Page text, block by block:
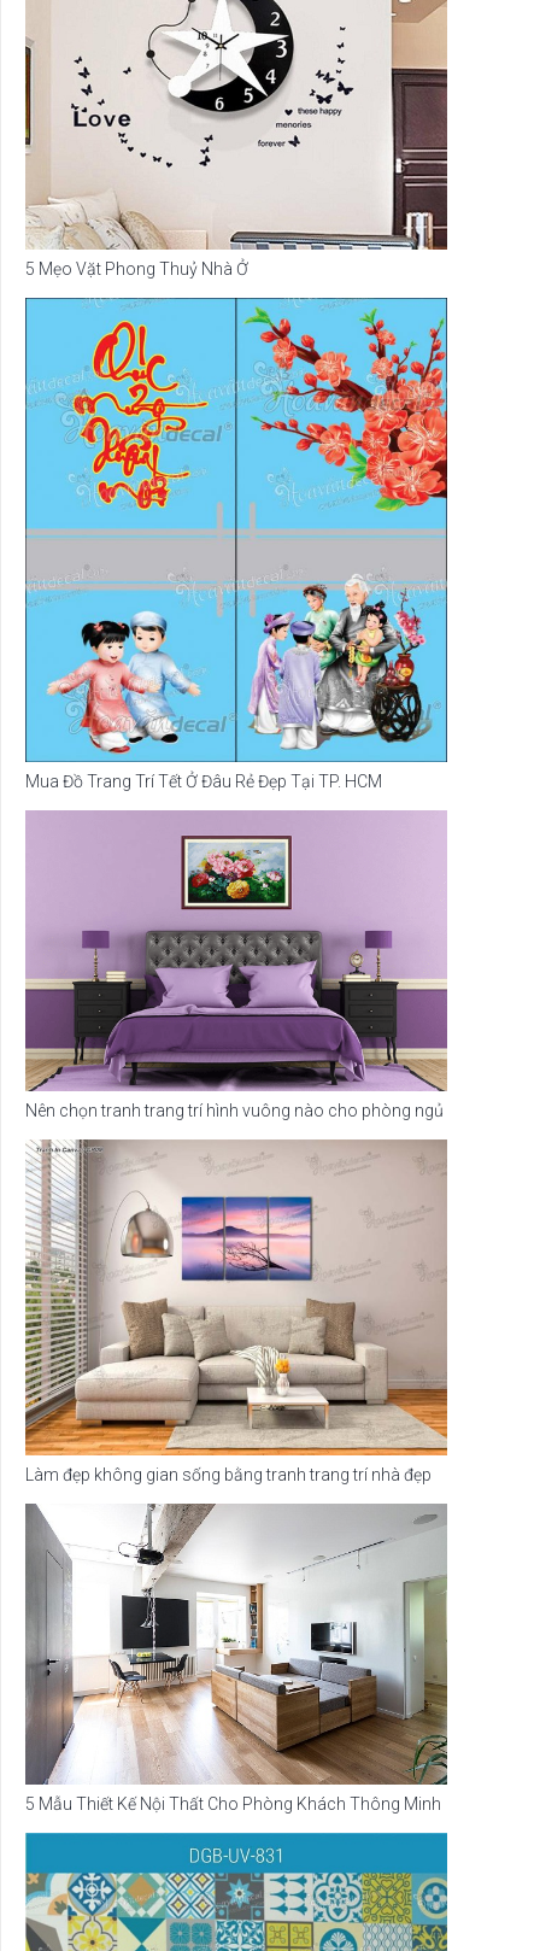
5 Mẹo Vặt Phong Thuỷ Nhà Ở
Mua Đồ Trang Trí Tết Ở Đâu Rẻ Đẹp Tại TP. HCM
Nên chọn tranh trang trí hình vuông nào cho phòng ngủ
Làm đẹp không gian sống bằng tranh trang trí nhà đẹp
5 Mẫu Thiết Kế Nội Thất Cho Phòng Khách Thông Minh